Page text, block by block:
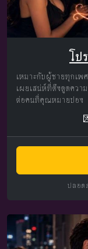
โป
เหมาะกับผู้ชายทุกเพ
เผยเสน่ห์ที่ดึงดูดควา
ต่อคนที่คุณหมายปอง
ปลอด